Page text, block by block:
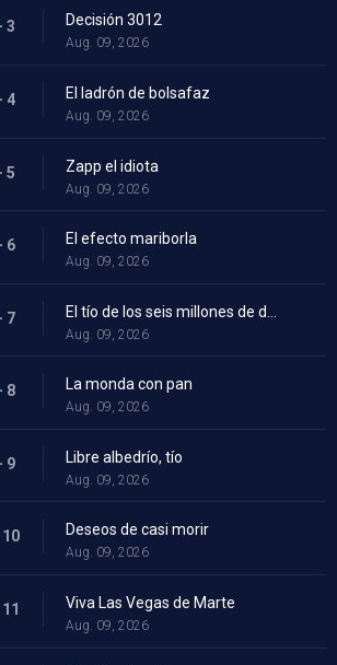
3 Decisión 3012
Aug. 09, 2026
4 El ladrón de bolsafaz
Aug. 09, 2026
5 Zapp el idiota
Aug. 09, 2026
6 El efecto mariborla
Aug. 09, 2026
7
Aug. 09, 2026
8 La monda con pan
Aug. 09, 2026
9 Libre albedrío, tío
Aug. 09, 2026
Deseos de casi morir
Aug. 09, 2026
Viva Las Vegas de Marte
Aug. 09, 2026